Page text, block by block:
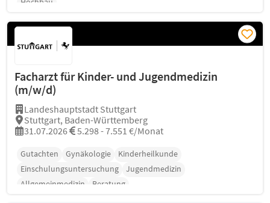
Facharzt für Kinder- und Jugendmedizin
(m/w/d)
Landeshauptstadt Stuttgart
Stuttgart, Baden-Württemberg
31.07.2026
5.298 - 7.551 €/Monat
Gutachten Gynäkologie
Kinderheilkunde
Einschulungsuntersuchung
Jugendmedizin
Allgemeinmedizin
Beratung